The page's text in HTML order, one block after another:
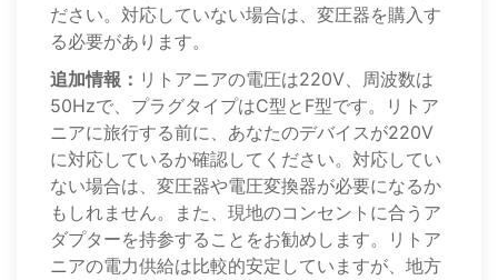
ださい。対応していない場合は、変圧器を購入す
る必要があります。
追加情報： リトアニアの電圧は220V、周波数は
50Hzで、プラグタイプはC型とF型です。リトア
ニアに旅行する前に、あなたのデバイスが220V
に対応しているか確認してください。対応してい
ない場合は、変圧器や電圧変換器が必要になるか
もしれません。また、現地のコンセントに合うア
ダプターを持参することをお勧めします。リトア
ニアの電力供給は比較的安定していますが、地方